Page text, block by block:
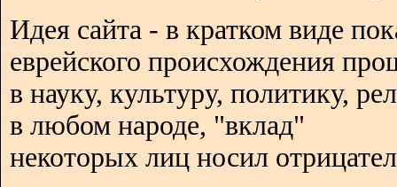
Идея сайта - в кратком виде
еврейского происхождения
в науку, культуру, политику,
в любом народе, "вклад"
некоторых лиц носил